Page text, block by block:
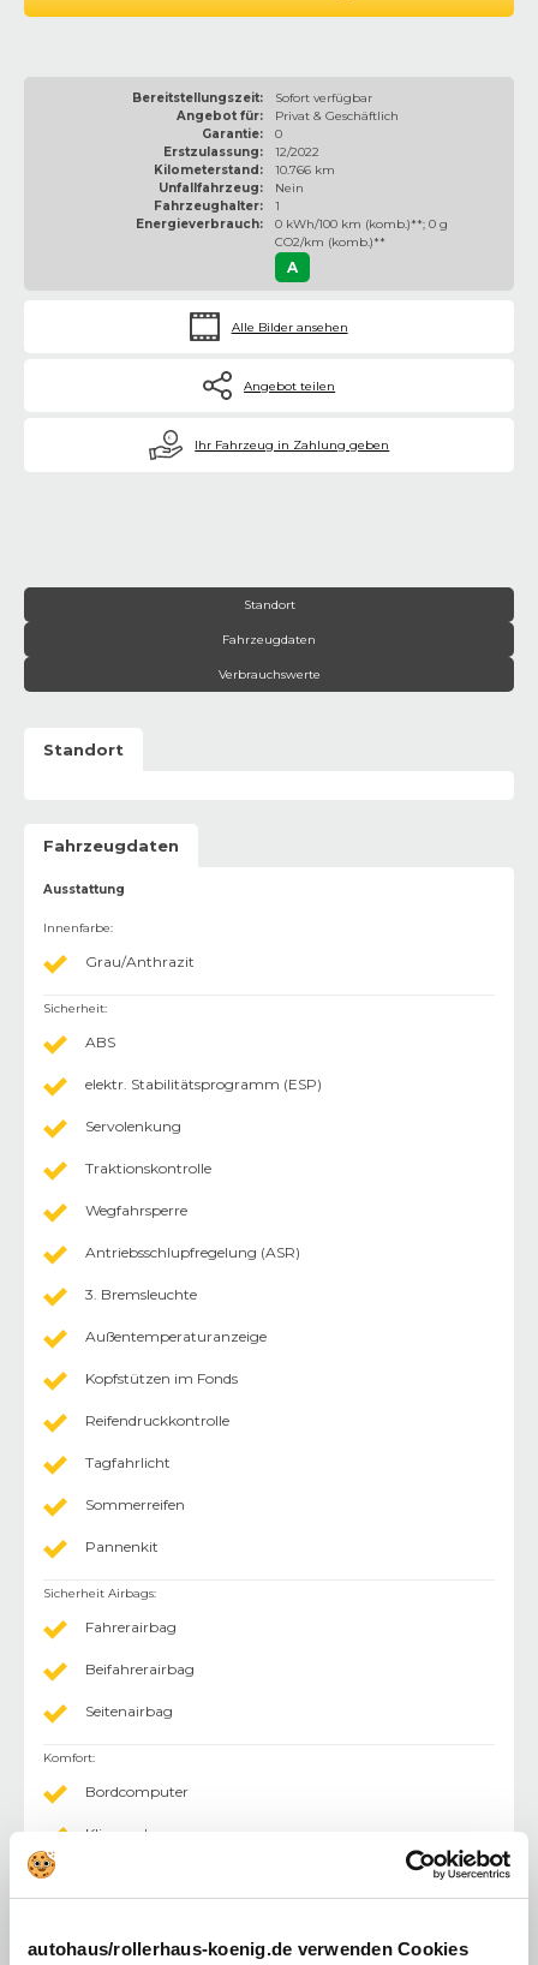
autohaus/rollerhaus-koenig.de verwenden Cookies
Bereitstellungszeit:
Sofort verfügbar
Angebot für:
Privat & Geschäftlich
Garantie:
0
Erstzulassung:
12/2022
Kilometerstand:
10.766 km
Unfallfahrzeug:
Nein
Fahrzeughalter:
1
Energieverbrauch:
0 kWh/100 km (komb.)**; 0 g
CO2/km (komb.)**
A
Alle Bilder ansehen
Angebot teilen
€ Ihr Fahrzeug in Zahlung geben
Standort
Fahrzeugdaten
Verbrauchswerte
Standort
Fahrzeugdaten
Ausstattung
Innenfarbe:
Grau/Anthrazit
Sicherheit:
ABS
elektr. Stabilitätsprogramm (ESP)
Servolenkung
Traktionskontrolle
Wegfahrsperre
Antriebsschlupfregelung (ASR)
3. Bremsleuchte
Außentemperaturanzeige
Kopfstützen im Fonds
Reifendruckkontrolle
Tagfahrlicht
Sommerreifen
Pannenkit
Sicherheit Airbags:
Fahrerairbag
Beifahrerairbag
Seitenairbag
Komfort:
Bordcomputer
Klimaanlage
Mittelarmlehne